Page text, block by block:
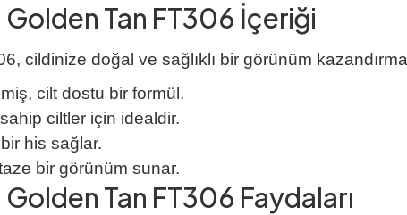
Tan FT306 İçeriği
cildinize doğal ve sağlıklı bir görünüm
cilt dostu bir formül.
ciltler için idealdir.
his sağlar.
bir görünüm sunar.
Tan FT306 Faydaları